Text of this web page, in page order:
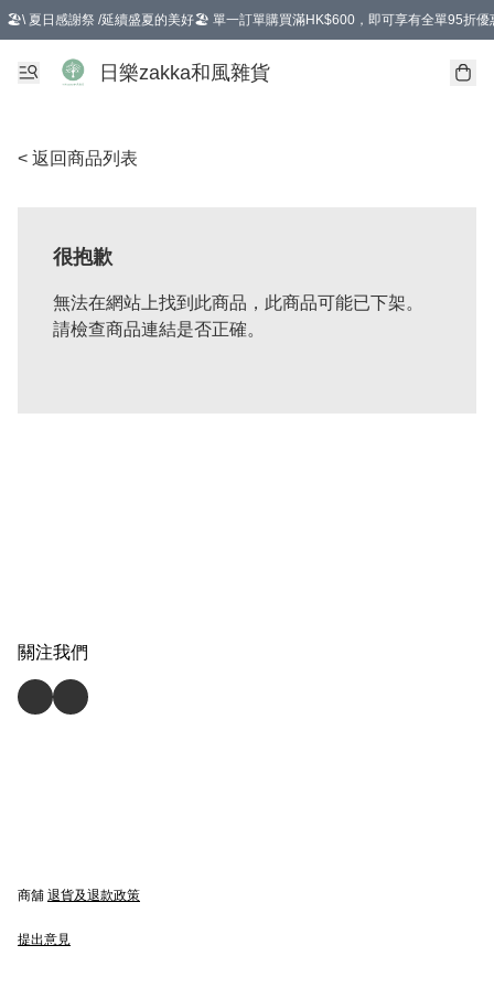
🏖️\ 夏日感謝祭 /延續盛夏的美好🏖️ 單一訂單購買滿HK$600，即可享有全單95折優
選擇GoGoX住宅/工商地址配送，單一訂單消費購物滿HK$680(折扣後），可享有
日樂zakka和風雜貨
< 返回商品列表
很抱歉
無法在網站上找到此商品，此商品可能已下架。
請檢查商品連結是否正確。
關注我們
商舖 退貨及退款政策
提出意見